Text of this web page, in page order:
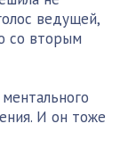
ведущей,
со вторым
И он тоже